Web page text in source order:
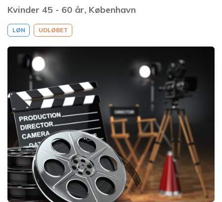
Kvinder 45 - 60 år, København
LØN UDLØBET